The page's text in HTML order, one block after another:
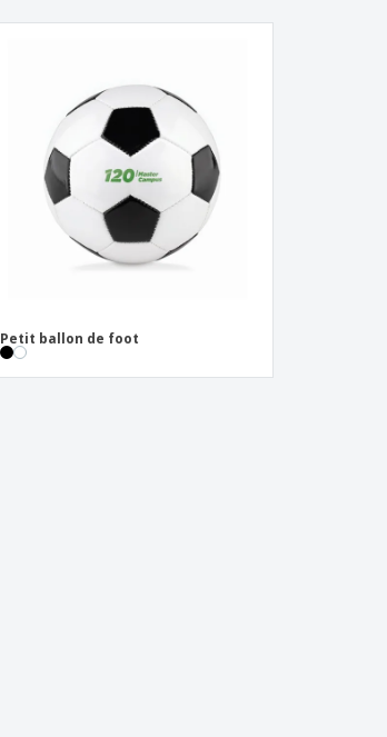
Petit ballon de foot